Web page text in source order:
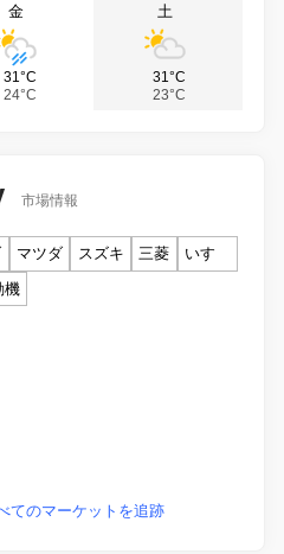
金
31°C
24°C
土
31°C
23°C
市場情報
マツダ スズキ 三菱
いすゞ
機
てのマーケットを追跡